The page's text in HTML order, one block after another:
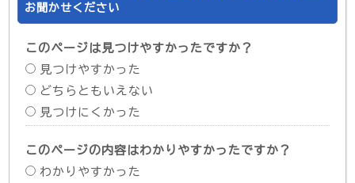
お聞かせください
このページは見つけやすかったですか？
見つけやすかった
どちらともいえない
見つけにくかった
このページの内容はわかりやすかったですか？
わかりやすかった